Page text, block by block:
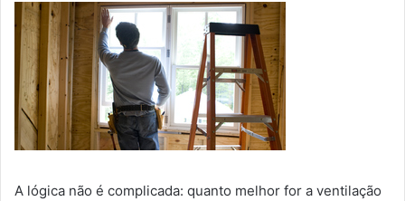
A lógica não é complicada: quanto melhor for a ventilação